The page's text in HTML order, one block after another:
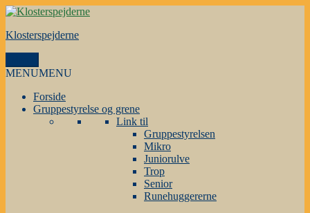
Videre
indhold
Klosterspejderne
MENUMENU
Forside
Gruppestyrelse og grene
Link til
Gruppestyrelsen
Mikro
Juniorulve
Trop
Senior
Runehuggererne